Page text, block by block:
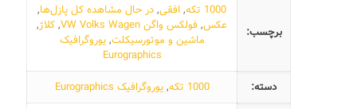
برچسب:
1000 تکه ,افقی,در حال مشاهده کل پازل‌ها,
عکس, فولکس واگن VW Volks Wagen ,کلاژ,
ماشین و موتورسیکلت,یوروگرافیک
Eurographics
دسته:
1000 تکه ,یوروگرافیک Eurographics